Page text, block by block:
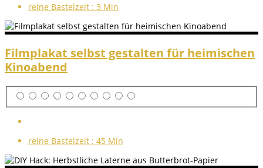
reine Bastelzeit : 3 Min
Filmplakat selbst gestalten für heimischen
Kinoabend
reine Bastelzeit : 45 Min